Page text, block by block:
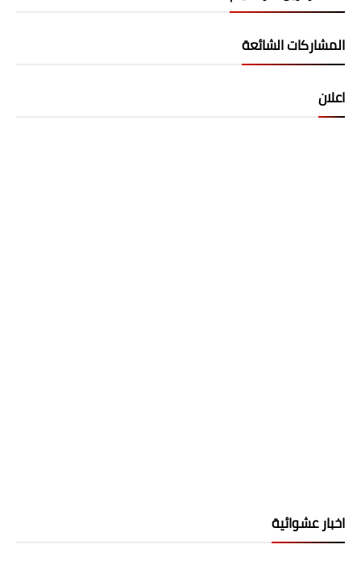
المشاركات الشائعة
اعلان
اخبار عشوائية